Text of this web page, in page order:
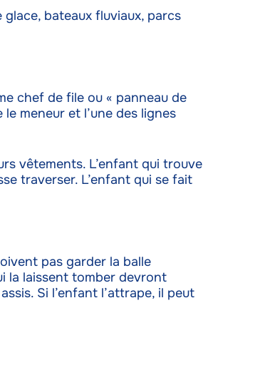
bateaux fluviaux, parcs
chef de file ou « panneau de
meneur et l’une des lignes
vêtements. L’enfant qui trouve
traverser. L’enfant qui se fait
pas garder la balle
la laissent tomber devront
Si l’enfant l’attrape, il peut